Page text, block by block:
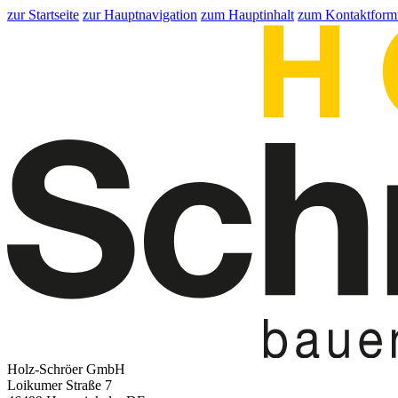
zur Startseite zur Hauptnavigation zum Hauptinhalt zum
Holz-Schröer GmbH
Loikumer Straße 7